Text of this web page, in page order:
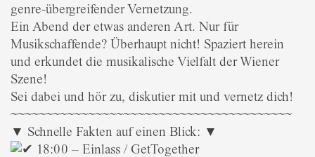
genre-übergreifender Vernetzung.
Ein Abend der etwas anderen Art. Nur für
Musikschaffende? Überhaupt nicht! Spaziert herein
und erkundet die musikalische Vielfalt der Wiener
Szene!
Sei dabei und hör zu, diskutier mit und vernetz dich!
~~~~~~~~~~~~~~~~~~~~~~~~~~~~~~~~~~~~~~~~
▼ Schnelle Fakten auf einen Blick: ▼
18:00 – Einlass / GetTogether